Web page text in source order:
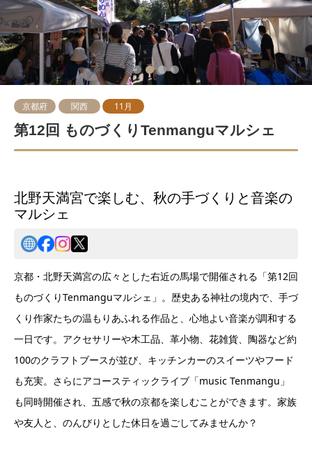
2 3 4
京都府 関西 11月
第12回 ものづくりTenmanguマルシェ
北野天満宮で楽しむ、秋の手づくりと音楽の
マルシェ
京都・北野天満宮の広々とした右近の馬場で開催される「第12回
ものづくりTenmanguマルシェ」。歴史ある神社の境内で、手づ
くり作家たちの温もりあふれる作品と、心地よい音楽が調和する
一日です。アクセサリーや木工品、革小物、花雑貨、陶器など約
100のクラフトブースが並び、キッチンカーのスイーツやフード
も充実。さらにアコースティックライブ「music Tenmangu」
も同時開催され、五感で秋の京都を楽しむことができます。家族
や友人と、のんびりとした休日を過ごしてみませんか？